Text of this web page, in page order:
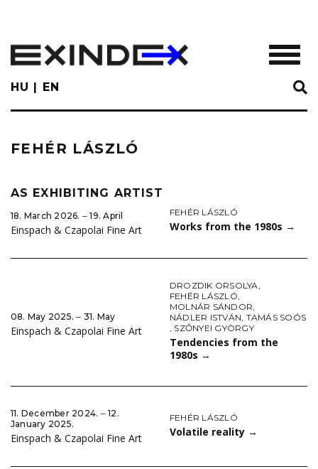
main
content
HU EN
FEHÉR LÁSZLÓ
AS EXHIBITING ARTIST
18. March 2026. ‒ 19. April
Einspach & Czapolai Fine Art
FEHÉR LÁSZLÓ
Works from the 1980s →
08. May 2025. ‒ 31. May
Einspach & Czapolai Fine Art
DROZDIK ORSOLYA,
FEHÉR LÁSZLÓ,
MOLNÁR SÁNDOR,
NÁDLER ISTVÁN, TAMÁS SOÓS
, SZŐNYEI GYÖRGY
Tendencies from the
1980s →
11. December 2024. ‒ 12.
January 2025.
Einspach & Czapolai Fine Art
FEHÉR LÁSZLÓ
Volatile reality →